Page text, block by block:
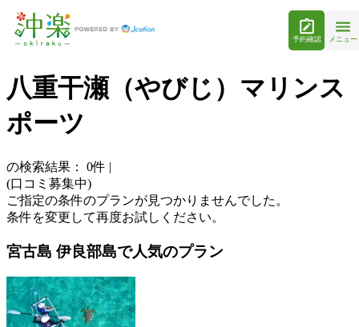
予約確認 メニュー
八重干瀬（やびじ）マリンス
ポーツ
の検索結果： 0件 |
(口コミ募集中)
ご指定の条件のプランが見つかりませんでした。
条件を変更して再度お試しください。
宮古島 伊良部島で人気のプラン